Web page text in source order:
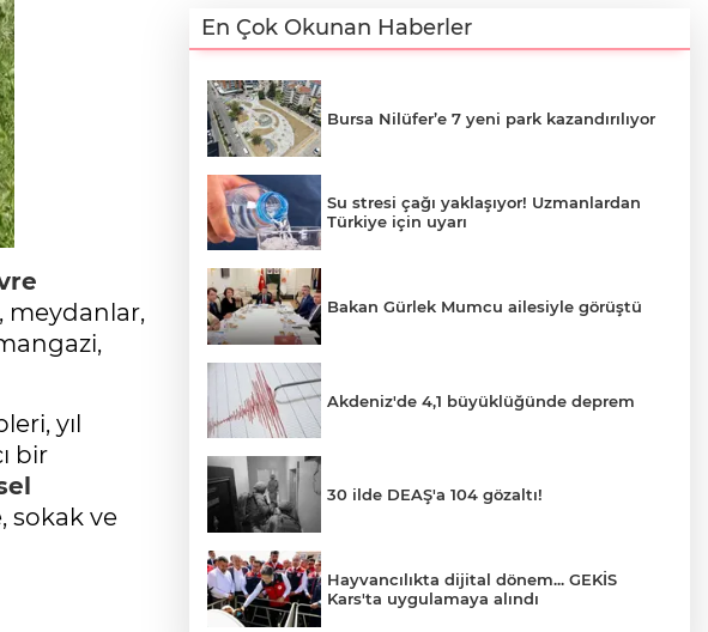
meydanlar,
yıl
bir
sokak ve
En Çok Okunan Haberler
Bursa Nilüfer’e 7 yeni park kazandırılıyor
Su stresi çağı yaklaşıyor! Uzmanlardan
Türkiye için uyarı
Bakan Gürlek Mumcu ailesiyle görüştü
Akdeniz'de 4,1 büyüklüğünde deprem
30 ilde DEAŞ'a 104 gözaltı!
Hayvancılıkta dijital dönem... GEKİS
Kars'ta uygulamaya alındı